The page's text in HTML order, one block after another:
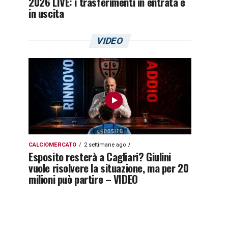
in uscita
VIDEO
CALCIOMERCATO 2 settimane ago
Esposito resterà a Cagliari? Giulini
vuole risolvere la situazione, ma per 20
milioni può partire – VIDEO